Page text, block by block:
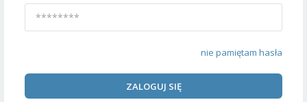
nie pamiętam hasła
ZALOGUJ SIĘ